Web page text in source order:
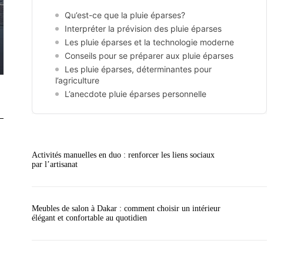
Qu’est-ce que la pluie éparses?
Interpréter la prévision des pluie éparses
Les pluie éparses et la technologie moderne
Conseils pour se préparer aux pluie éparses
Les pluie éparses, déterminantes pour
l’agriculture
L’anecdote pluie éparses personnelle
Activités manuelles en duo : renforcer les liens sociaux
par l’artisanat
Meubles de salon à Dakar : comment choisir un intérieur
élégant et confortable au quotidien